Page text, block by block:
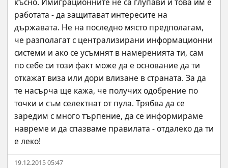
работата - да защитават интересите на
държавата. Не на последно място предполагам,
че разполагат с централизирани информационни
системи и ако се усъмнят в намеренията ти, сам
по себе си този факт може да е основание да ти
откажат виза или дори влизане в страната. За да
те насърча ще кажа, че получих одобрение по
точки и съм селектнат от пула. Трябва да се
заредим с много търпение, да се информираме
навреме и да спазваме правилата - отдалеко да ти
е леко!
19.12.2015 05:47